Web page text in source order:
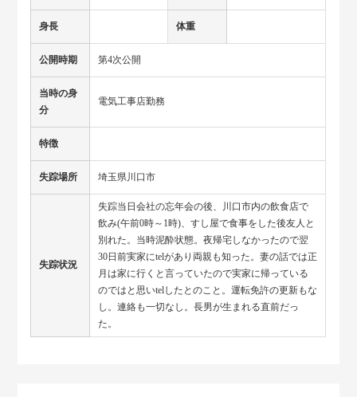
身長 体重
公開時期 第4次公開
当時の身
分
電気工事店勤務
特徴
失踪場所 埼玉県川口市
失踪状況
失踪当日会社の忘年会の後、川口市内の飲食店で
飲み(午前0時～1時)、すし屋で食事をした後友人と
別れた。当時泥酔状態。夜帰宅しなかったので翌
30日前実家にtelがあり両親も知った。妻の話では正
月は家に行くと言っていたので実家に帰っている
のではと思いtelしたとのこと。運転免許の更新もな
し。連絡も一切なし。長男が生まれる直前だっ
た。